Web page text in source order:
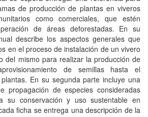
de producción de plantas en viveros
como comerciales, que estén
de áreas deforestadas. En su
describe los aspectos generales que
en el proceso de instalación de un vivero
del mismo para realizar la producción de
de semillas hasta el
En su segunda parte incluye una
propagación de especies consideradas
su conservación y uso sustentable en
ficha se entrega una descripción de la